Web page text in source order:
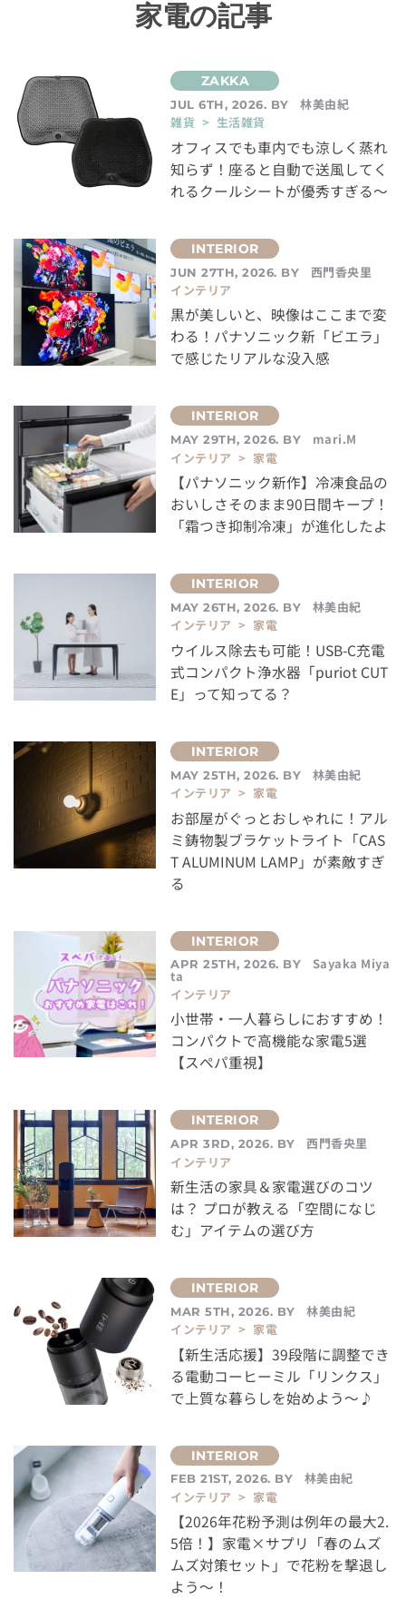
家電の記事
JUL 6TH, 2026. BY
林美由紀
雑貨 > 生活雑貨
オフィスでも車内でも涼しく蒸れ
知らず！座ると自動で送風してく
れるクールシートが優秀すぎる～
JUN 27TH, 2026. BY
西門香央里
インテリア
黒が美しいと、映像はここまで変
わる！パナソニック新「ビエラ」
で感じたリアルな没入感
MAY 29TH, 2026. BY
mari.M
インテリア > 家電
【パナソニック新作】冷凍食品の
おいしさそのまま90日間キープ！
「霜つき抑制冷凍」が進化したよ
MAY 26TH, 2026. BY
林美由紀
インテリア > 家電
ウイルス除去も可能！USB-C充電
式コンパクト浄水器「puriot CUT
E」って知ってる？
MAY 25TH, 2026. BY
林美由紀
インテリア > 家電
お部屋がぐっとおしゃれに！アル
ミ鋳物製ブラケットライト「CAS
T ALUMINUM LAMP」が素敵すぎ
る
APR 25TH, 2026. BY Sayaka Miya
ta
インテリア
小世帯・一人暮らしにおすすめ！
コンパクトで高機能な家電5選
【スぺパ重視】
APR 3RD, 2026. BY
西門香央里
インテリア
新生活の家具＆家電選びのコツ
は？ プロが教える「空間になじ
む」アイテムの選び方
MAR 5TH, 2026. BY
林美由紀
インテリア > 家電
【新生活応援】39段階に調整でき
る電動コーヒーミル「リンクス」
で上質な暮らしを始めよう～♪
FEB 21ST, 2026. BY
林美由紀
インテリア > 家電
【2026年花粉予測は例年の最大2.
5倍！】家電×サプリ「春のムズ
ムズ対策セット」で花粉を撃退し
よう～！